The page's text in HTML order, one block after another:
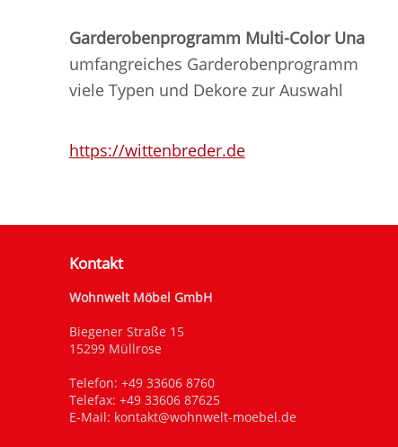
Garderobenprogramm Multi-Color Una
umfangreiches Garderobenprogramm
viele Typen und Dekore zur Auswahl
https://wittenbreder.de
Kontakt
Wohnwelt Möbel GmbH
Biegener Straße 15
15299 Müllrose
Telefon: +49 33606 8760
Telefax: +49 33606 87625
E-Mail: kontakt@wohnwelt-moebel.de